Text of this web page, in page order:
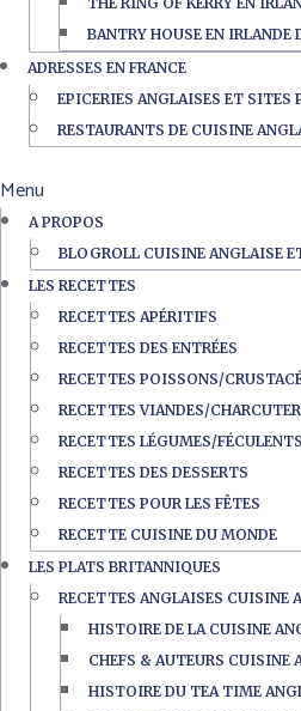
BANTRY HOUSE EN IRLANDE
ADRESSES EN FRANCE
EPICERIES ANGLAISES ET SITES
RESTAURANTS DE CUISINE
Menu
A PROPOS
BLOGROLL CUISINE ANGLAISE
LES RECETTES
RECETTES APÉRITIFS
RECETTES DES ENTRÉES
RECETTES POISSONS/
RECETTES VIANDES/
RECETTES LÉGUMES/
RECETTES DES DESSERTS
RECETTES POUR LES FÊTES
RECETTE CUISINE DU MONDE
LES PLATS BRITANNIQUES
RECETTES ANGLAISES CUISINE
HISTOIRE DE LA CUISINE
CHEFS & AUTEURS CUISINE
HISTOIRE DU TEA TIME